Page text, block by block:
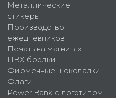
Металлические
стикеры
Производство
ежедневников
Печать на магнитах
ПВХ брелки
Фирменные шоколадки
Флаги
Power Bank с логотипом